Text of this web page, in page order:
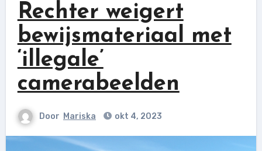
Rechter weigert
bewijsmateriaal met
‘illegale’
camerabeelden
Door Mariska okt 4, 2023